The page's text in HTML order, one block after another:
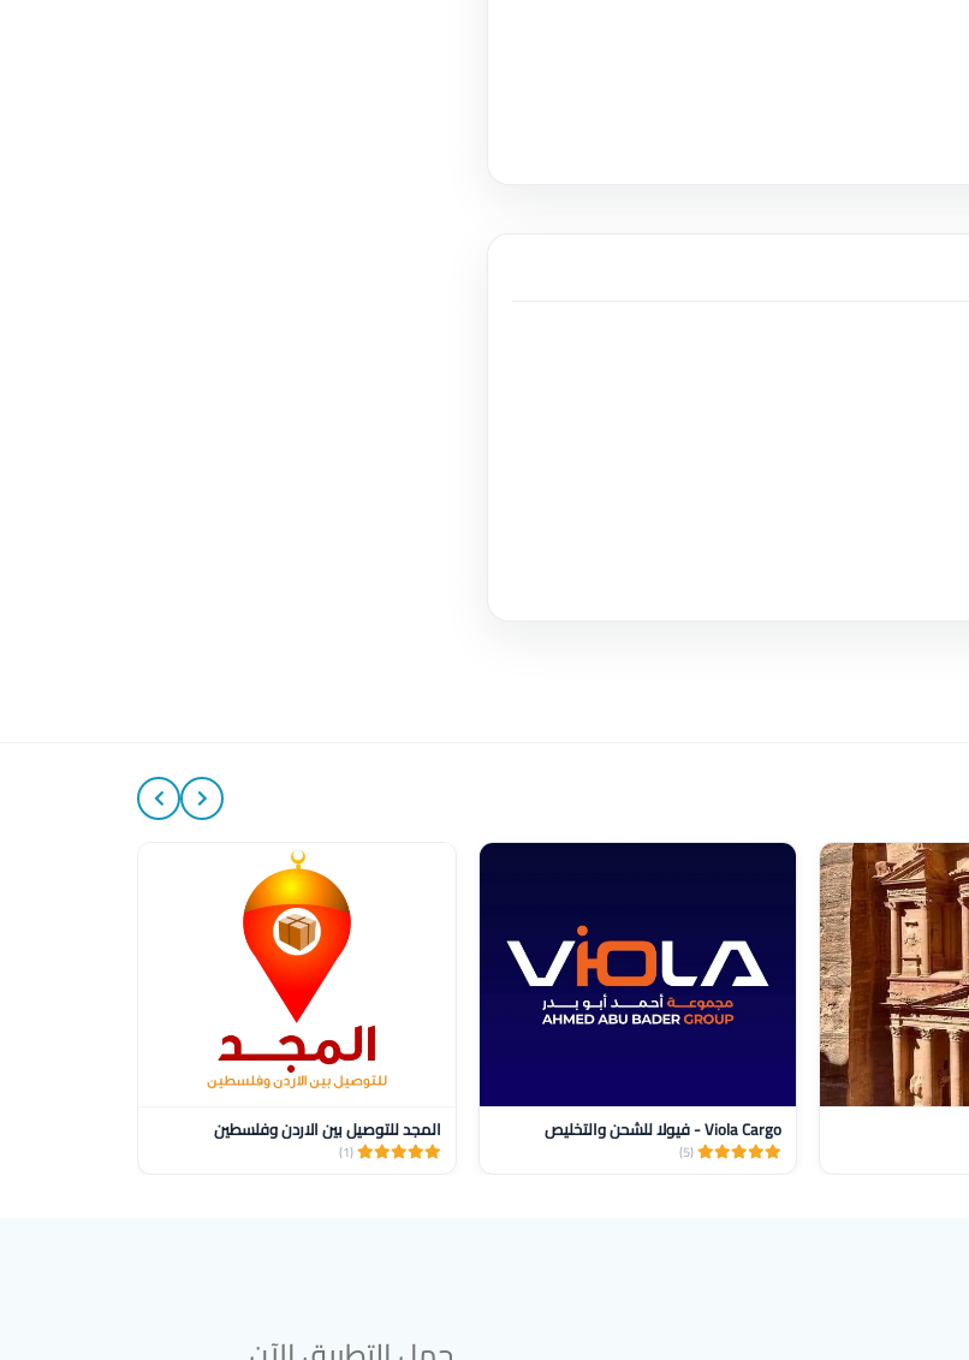
Viola Cargo - فيولا للشحن والتخليص
(5)
المجد للتوصيل بين الاردن وفلسطين
(1)